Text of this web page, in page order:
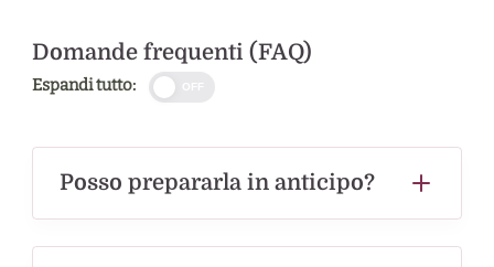
Domande frequenti (FAQ)
Espandi tutto:
Posso prepararla in anticipo?